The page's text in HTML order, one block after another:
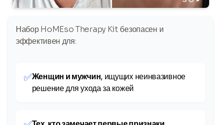
Набор HoMEso Therapy Kit безопасен и
эффективен для:
✅Женщин и мужчин, ищущих неинвазивное
решение для ухода за кожей